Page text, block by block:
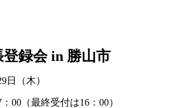
登録会 in 勝山市
日（木）
（最終受付は16：00）